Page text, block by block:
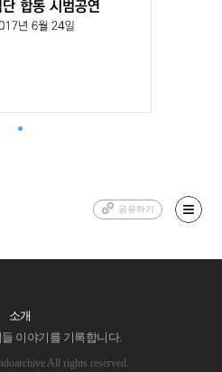
공유하기
소개
이야기를 기록합니다.
All rights reserved.